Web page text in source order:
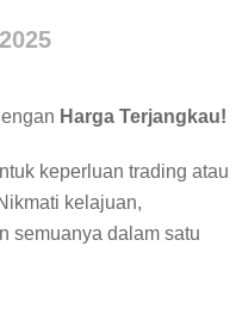
Harga Terjangkau!
keperluan trading atau
kelajuan,
semuanya dalam satu